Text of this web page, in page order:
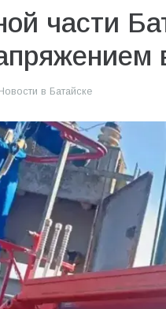
части
Новости в Батайске